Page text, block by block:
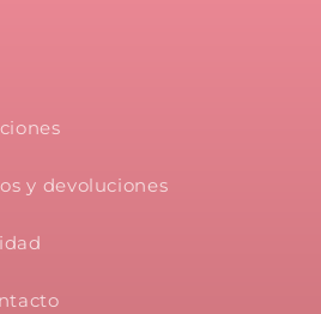
y devoluciones